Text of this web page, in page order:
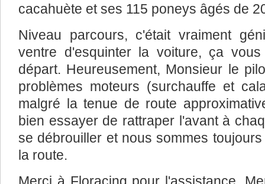
cacahuète et ses 115 poneys âgés de
Niveau parcours, c'était vraiment
ventre d'esquinter la voiture, ça
départ. Heureusement, Monsieur le
problèmes moteurs (surchauffe et
malgré la tenue de route
bien essayer de rattraper l'avant à
se débrouiller et nous sommes
la route.